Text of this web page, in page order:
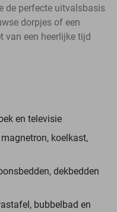
de perfecte uitvalsbasis
dorpjes of een
van een heerlijke tijd
en televisie
koelkast,
dekbedden
bubbelbad en